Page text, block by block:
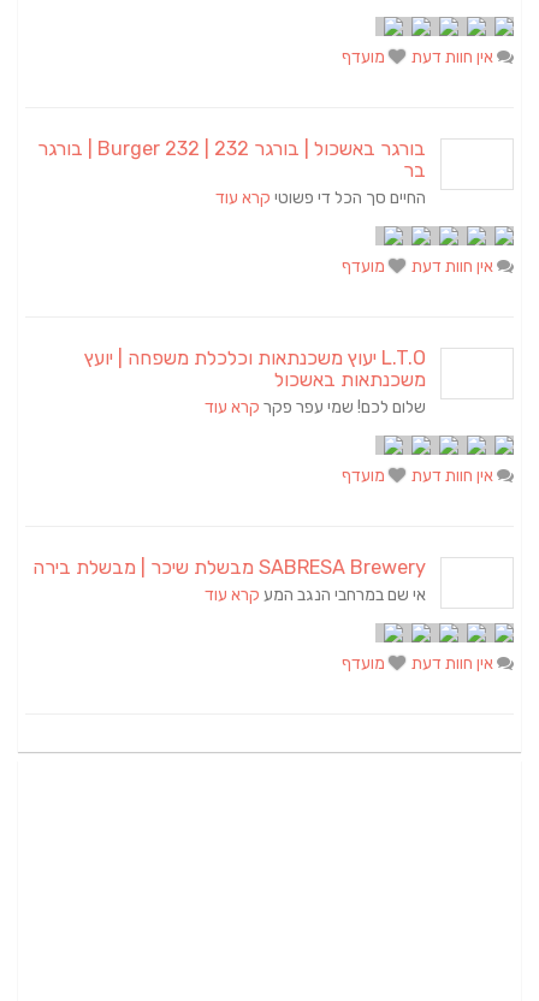
אין חוות דעת מועדף
בורגר באשכול | בורגר 232 | Burger 232 | בורגר
בר
החיים סך הכל די פשוטי קרא עוד
אין חוות דעת מועדף
L.T.O יעוץ משכנתאות וכלכלת משפחה | יועץ
משכנתאות באשכול
שלום לכם! שמי עפר פקר קרא עוד
אין חוות דעת מועדף
SABRESA Brewery מבשלת שיכר | מבשלת בירה
אי שם במרחבי הנגב המע קרא עוד
אין חוות דעת מועדף